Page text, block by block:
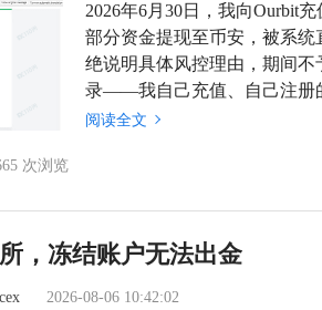
2026年6月30日，我向Ourbit
部分资金提现至币安，被系
绝说明具体风控理由，期间不
录——我自己充值、自己注册
留证据？ 出于恐惧本金无法拿
阅读全文
次浏览
，冻结账户无法出金
2026-08-06 10:42:02